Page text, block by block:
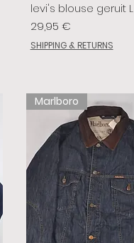
levi's blouse geruit L
Prix
29,95 €
SHIPPING & RETURNS
Marlboro